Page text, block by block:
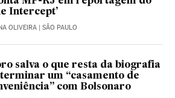
Intercept’
OLIVEIRA | SÃO PAULO
salva o que resta da biografia
um “casamento de
com Bolsonaro